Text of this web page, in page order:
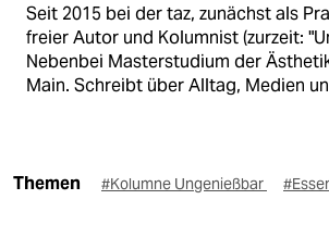
Seit 2015 bei der taz, zunächst als
freier Autor und Kolumnist (zurzeit:
Nebenbei Masterstudium der
Main. Schreibt über Alltag, Medien
Themen #Kolumne Ungenießbar